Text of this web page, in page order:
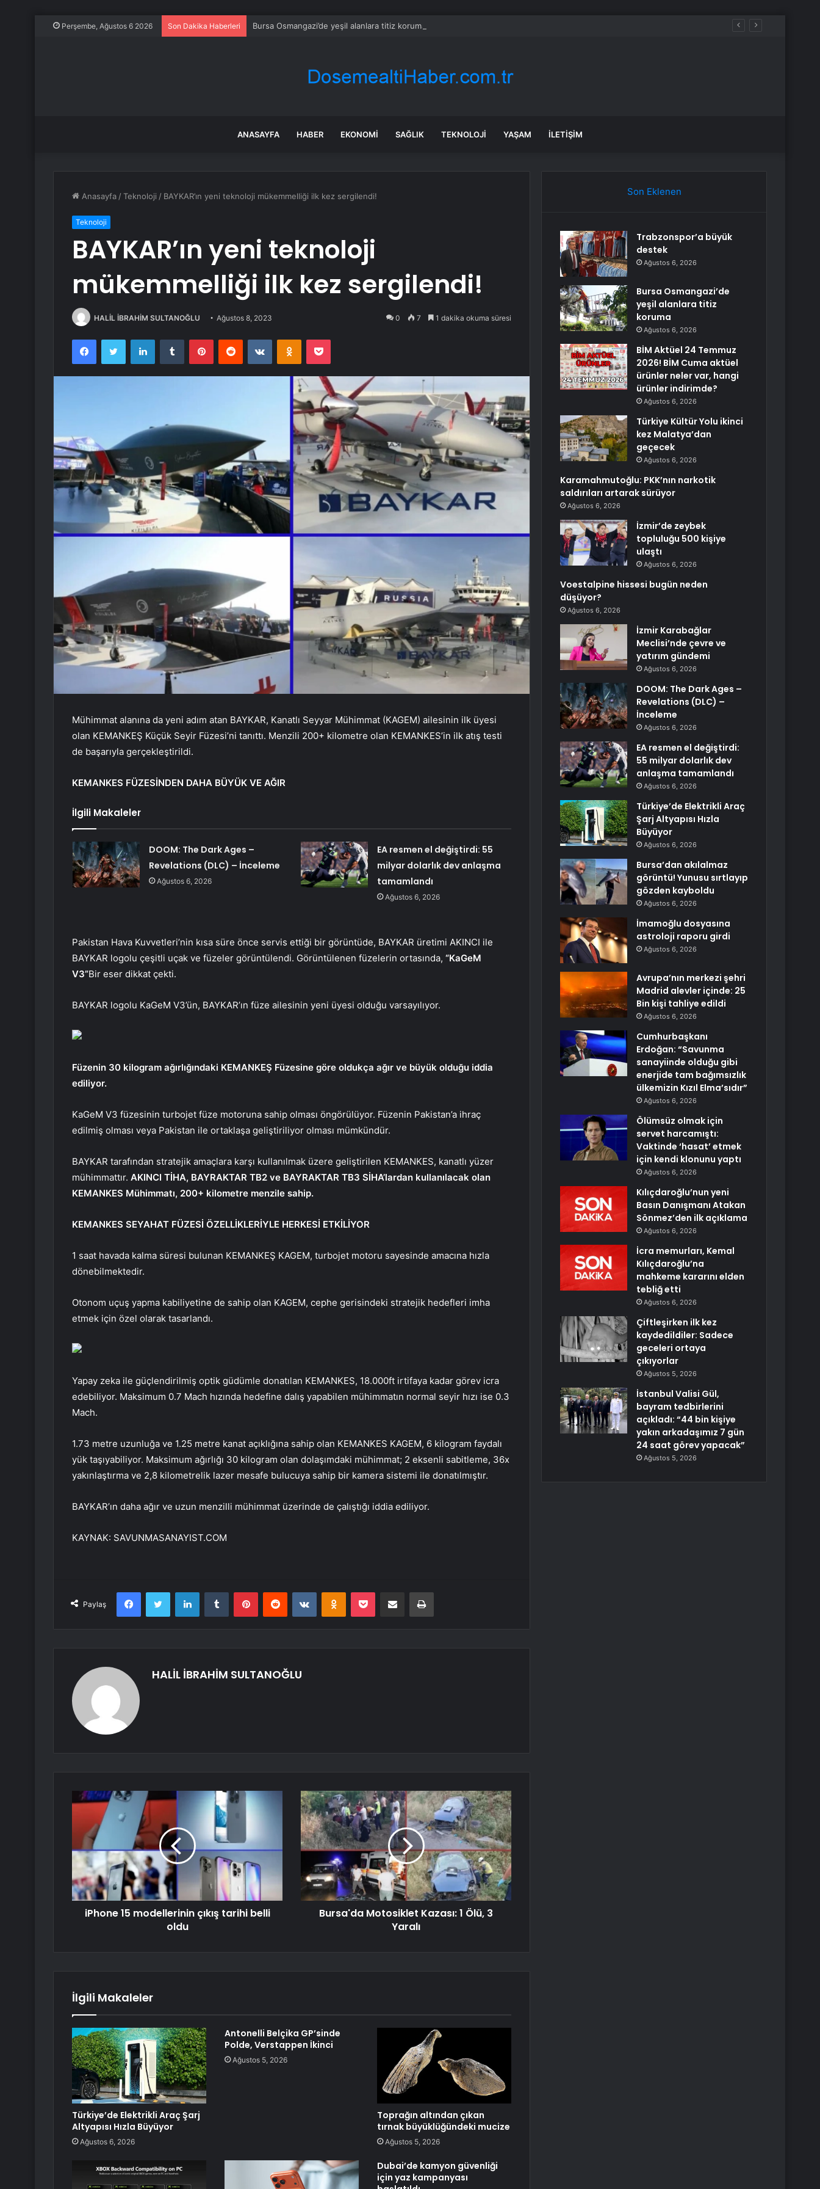
Perşembe, Ağustos 6 2026 Son Dakika Haberleri Bursa Osmangazi’de yeşil alanlara titiz koruma
ANASAYFA HABER EKONOMI SAĞLIK TEKNOLOJI YAŞAM İLETIŞIM
Anasayfa /Teknoloji / BAYKAR’ın yeni teknoloji mükemmelliği ilk kez sergilendi!
Teknoloji
BAYKAR’ın yeni teknoloji
mükemmelliği ilk kez sergilendi!
HALİL İBRAHİM SULTANOĞLU Ağustos 8, 2023 0 7 1 dakika okuma süresi
FacebookTwitter LinkedInTumblr PinterestReddit VKontakteOdnoklassniki
Pocket
Mühimmat alanına da yeni adım atan BAYKAR, Kanatlı Seyyar Mühimmat (KAGEM) ailesinin ilk üyesi
olan KEMANKEŞ Küçük Seyir Füzesi’ni tanıttı. Menzili 200+ kilometre olan KEMANKES’in ilk atış testi
de başarıyla gerçekleştirildi.
KEMANKES FÜZESİNDEN DAHA BÜYÜK VE AĞIR
İlgili Makaleler
DOOM: The Dark Ages –
Revelations (DLC) – İnceleme
Ağustos 6, 2026
EA resmen el değiştirdi: 55
milyar dolarlık dev anlaşma
tamamlandı
Ağustos 6, 2026
Pakistan Hava Kuvvetleri’nin kısa süre önce servis ettiği bir görüntüde, BAYKAR üretimi AKINCI ile
BAYKAR logolu çeşitli uçak ve füzeler görüntülendi. Görüntülenen füzelerin ortasında, “KaGeM
V3”Bir eser dikkat çekti.
BAYKAR logolu KaGeM V3’ün, BAYKAR’ın füze ailesinin yeni üyesi olduğu varsayılıyor.
Füzenin 30 kilogram ağırlığındaki KEMANKEŞ Füzesine göre oldukça ağır ve büyük olduğu iddia
ediliyor.
KaGeM V3 füzesinin turbojet füze motoruna sahip olması öngörülüyor. Füzenin Pakistan’a ihraç
edilmiş olması veya Pakistan ile ortaklaşa geliştiriliyor olması mümkündür.
BAYKAR tarafından stratejik amaçlara karşı kullanılmak üzere geliştirilen KEMANKES, kanatlı yüzer
mühimmattır. AKINCI TİHA, BAYRAKTAR TB2 ve BAYRAKTAR TB3 SİHA’lardan kullanılacak olan
KEMANKES Mühimmatı, 200+ kilometre menzile sahip.
KEMANKES SEYAHAT FÜZESİ ÖZELLİKLERİYLE HERKESİ ETKİLİYOR
1 saat havada kalma süresi bulunan KEMANKEŞ KAGEM, turbojet motoru sayesinde amacına hızla
dönebilmektedir.
Otonom uçuş yapma kabiliyetine de sahip olan KAGEM, cephe gerisindeki stratejik hedefleri imha
etmek için özel olarak tasarlandı.
Yapay zeka ile güçlendirilmiş optik güdümle donatılan KEMANKES, 18.000ft irtifaya kadar görev icra
edebiliyor. Maksimum 0.7 Mach hızında hedefine dalış yapabilen mühimmatın normal seyir hızı ise 0.3
Mach.
1.73 metre uzunluğa ve 1.25 metre kanat açıklığına sahip olan KEMANKES KAGEM, 6 kilogram faydalı
yük taşıyabiliyor. Maksimum ağırlığı 30 kilogram olan dolaşımdaki mühimmat; 2 eksenli sabitleme, 36x
yakınlaştırma ve 2,8 kilometrelik lazer mesafe bulucuya sahip bir kamera sistemi ile donatılmıştır.
BAYKAR’ın daha ağır ve uzun menzilli mühimmat üzerinde de çalıştığı iddia ediliyor.
KAYNAK: SAVUNMASANAYIST.COM
Paylaş
FacebookTwitter LinkedInTumblr PinterestReddit VKontakteOdnoklassniki
Pocket E-Posta ile paylaş Yazdır
HALİL İBRAHİM SULTANOĞLU
iPhone 15 modellerinin çıkış tarihi belli
oldu
Bursa'da Motosiklet Kazası: 1 Ölü, 3
Yaralı
İlgili Makaleler
Türkiye’de Elektrikli Araç Şarj
Altyapısı Hızla Büyüyor
Ağustos 6, 2026
Antonelli Belçika GP’sinde
Polde, Verstappen İkinci
Ağustos 5, 2026
Toprağın altından çıkan
tırnak büyüklüğündeki mucize
Ağustos 5, 2026
Dubai’de kamyon güvenliği
için yaz kampanyası
Son Eklenen
Trabzonspor’a büyük
destek
Ağustos 6, 2026
Bursa Osmangazi’de
yeşil alanlara titiz
koruma
Ağustos 6, 2026
BİM Aktüel 24 Temmuz
2026! BİM Cuma aktüel
ürünler neler var, hangi
ürünler indirimde?
Ağustos 6, 2026
Türkiye Kültür Yolu ikinci
kez Malatya’dan
geçecek
Ağustos 6, 2026
Karamahmutoğlu: PKK’nın narkotik
saldırıları artarak sürüyor
Ağustos 6, 2026
İzmir’de zeybek
topluluğu 500 kişiye
ulaştı
Ağustos 6, 2026
Voestalpine hissesi bugün neden
düşüyor?
Ağustos 6, 2026
İzmir Karabağlar
Meclisi’nde çevre ve
yatırım gündemi
Ağustos 6, 2026
DOOM: The Dark Ages –
Revelations (DLC) –
İnceleme
Ağustos 6, 2026
EA resmen el değiştirdi:
55 milyar dolarlık dev
anlaşma tamamlandı
Ağustos 6, 2026
Türkiye’de Elektrikli Araç
Şarj Altyapısı Hızla
Büyüyor
Ağustos 6, 2026
Bursa’dan akılalmaz
görüntü! Yunusu sırtlayıp
gözden kayboldu
Ağustos 6, 2026
İmamoğlu dosyasına
astroloji raporu girdi
Ağustos 6, 2026
Avrupa’nın merkezi şehri
Madrid alevler içinde: 25
Bin kişi tahliye edildi
Ağustos 6, 2026
Cumhurbaşkanı
Erdoğan: “Savunma
sanayiinde olduğu gibi
enerjide tam bağımsızlık
ülkemizin Kızıl Elma’sıdır”
Ağustos 6, 2026
Ölümsüz olmak için
servet harcamıştı:
Vaktinde ‘hasat’ etmek
için kendi klonunu yaptı
Ağustos 6, 2026
Kılıçdaroğlu’nun yeni
Basın Danışmanı Atakan
Sönmez’den ilk açıklama
Ağustos 6, 2026
İcra memurları, Kemal
Kılıçdaroğlu’na
mahkeme kararını elden
tebliğ etti
Ağustos 6, 2026
Çiftleşirken ilk kez
kaydedildiler: Sadece
geceleri ortaya
çıkıyorlar
Ağustos 5, 2026
İstanbul Valisi Gül,
bayram tedbirlerini
açıkladı: “44 bin kişiye
yakın arkadaşımız 7 gün
24 saat görev yapacak”
Ağustos 5, 2026